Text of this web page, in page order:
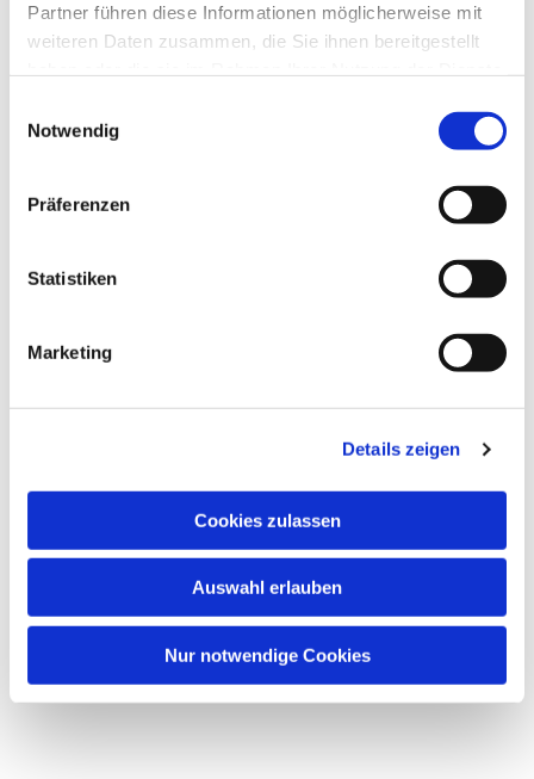
Partner führen diese Informationen möglicherweise mit
weiteren Daten zusammen, die Sie ihnen bereitgestellt
Notwendig
Präferenzen
Statistiken
Marketing
Details zeigen
Cookies zulassen
Auswahl erlauben
Nur notwendige Cookies
Dies könnte Sie auch